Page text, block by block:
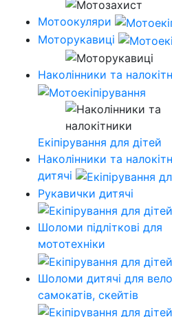
Мотоокуляри
Моторукавиці
Наколінники та
Екіпірування для дітей
Наколінники та
дитячі
Рукавички дитячі
Шоломи підліткові для
мототехніки
Шоломи дитячі для
самокатів, скейтів